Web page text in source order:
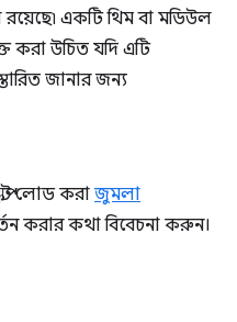
একটি থিম বা মডিউল
করা উচিত যদি এটি
জানার জন্য
লোড করা জুমলা
করার কথা বিবেচনা করুন।